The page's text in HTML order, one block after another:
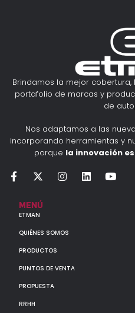
Brindamos la mejor
portafolio de marcas y
de
Nos adaptamos a las
incorporando herramientas y
porque la innovación
MENÚ
ETMAN
QUIÉNES SOMOS
PRODUCTOS
PUNTOS DE VENTA
PROPUESTA
RRHH